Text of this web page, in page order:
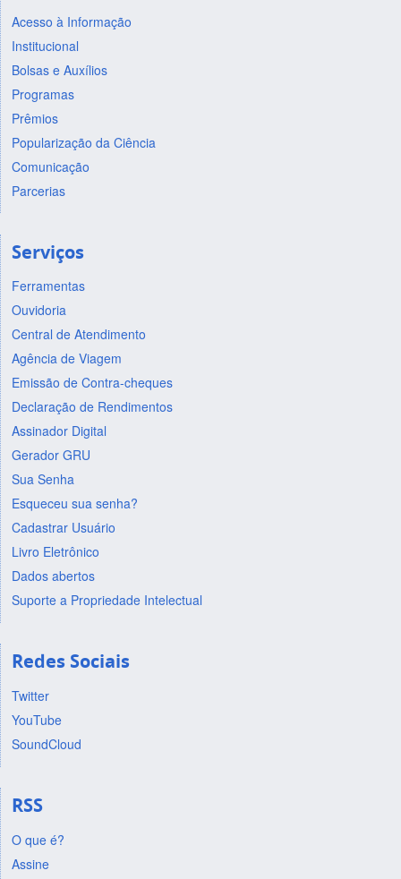
Acesso à Informação
Institucional
Bolsas e Auxílios
Programas
Prêmios
Popularização da Ciência
Comunicação
Parcerias
Serviços
Ferramentas
Ouvidoria
Central de Atendimento
Agência de Viagem
Emissão de Contra-cheques
Declaração de Rendimentos
Assinador Digital
Gerador GRU
Sua Senha
Esqueceu sua senha?
Cadastrar Usuário
Livro Eletrônico
Dados abertos
Suporte a Propriedade Intelectual
Redes Sociais
Twitter
YouTube
SoundCloud
RSS
O que é?
Assine